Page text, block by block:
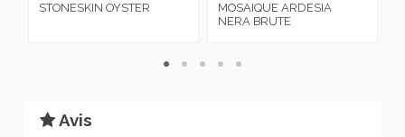
STONESKIN OYSTER
MOSAIQUE ARDESIA
NERA BRUTE
Avis